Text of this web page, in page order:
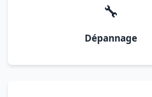
🔧
Dépannage